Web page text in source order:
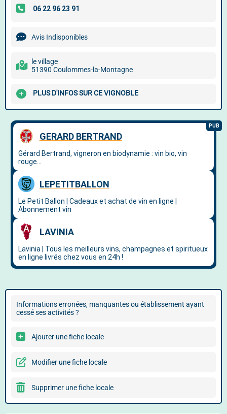
Avis Indisponibles
le village
51390 Coulommes-la-Montagne
PLUS D'INFOS SUR CE VIGNOBLE
Informations erronées, manquantes ou établissement ayant
cessé ses activités ?
Ajouter une fiche locale
Modifier une fiche locale
Supprimer une fiche locale